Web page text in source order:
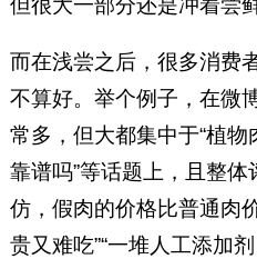
但很大一部分还是冲着尝
而在浅尝之后，很多消费
不算好。举个例子，在微
常多，但大都集中于“植物
靠谱吗”等话题上，且整
仿，假肉的价格比普通肉
贵又难吃”“一堆人工添加